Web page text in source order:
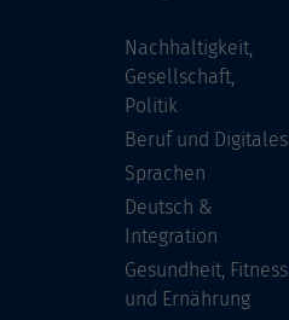
Nachhaltigkeit,
Gesellschaft,
Politik
Beruf und Digitales
Sprachen
Deutsch &
Integration
Gesundheit, Fitness
und Ernährung